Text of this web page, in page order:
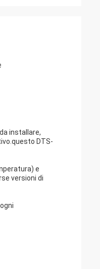
installare,
DTS-
e
versioni di